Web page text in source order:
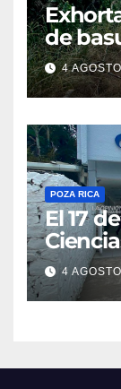
de
4
POZA RICA
El 17
4